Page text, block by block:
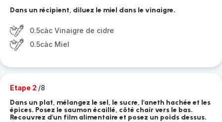
Dans un récipient, diluez le miel dans le vinaigre.
0.5càc Vinaigre de cidre
0.5càc Miel
Etape 2 /8
Dans un plat, mélangez le sel, le sucre, l'aneth hachée et les
épices. Posez le saumon écaillé, côté chair vers le bas.
Recouvrez d'un film alimentaire et posez un poids dessus.